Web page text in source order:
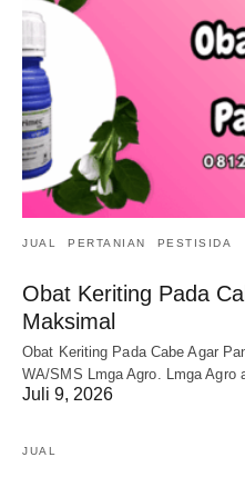
JUAL PERTANIAN PESTISIDA
Obat Keriting Pada
Maksimal
Obat Keriting Pada Cabe Agar
WA/SMS Lmga Agro. Lmga Agro
Juli 9, 2026
JUAL